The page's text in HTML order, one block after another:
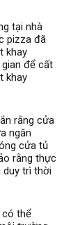
tại nhà
pizza đã
khay
để cất
khay
rằng cửa
ngăn
cửa tủ
rằng thực
duy trì thời
có thể